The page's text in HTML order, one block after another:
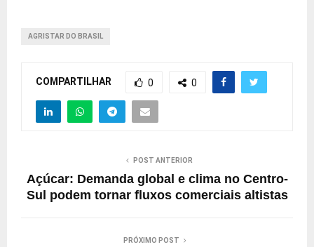
AGRISTAR DO BRASIL
COMPARTILHAR 0 0
POST ANTERIOR
Açúcar: Demanda global e clima no Centro-
Sul podem tornar fluxos comerciais altistas
PRÓXIMO POST